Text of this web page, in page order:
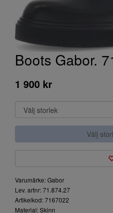
Boots Gabor.
1 900 kr
Välj
Varumärke: Gabor
Lev. artnr: 71.874.27
Artikelkod: 7167022
Material: Skinn